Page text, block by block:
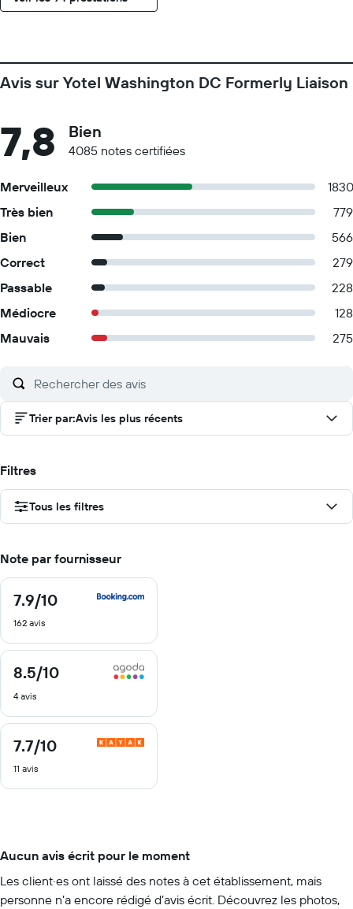
Avis sur Yotel Washington DC Formerly Liaison
7,8 Bien
4085 notes certifiées
Merveilleux
1830
Très bien
779
Bien
566
Correct
279
Passable
228
Médiocre
128
Mauvais
275
Trier par:Avis les plus récents
Filtres
Tous les filtres
Note par fournisseur
7.9/10
7.9
10
162 avis
8.5/10
8.5
10
4 avis
7.7/10
7.7
10
11 avis
Aucun avis écrit pour le moment
Les client·es ont laissé des notes à cet établissement, mais
personne n’a encore rédigé d’avis écrit. Découvrez les photos,